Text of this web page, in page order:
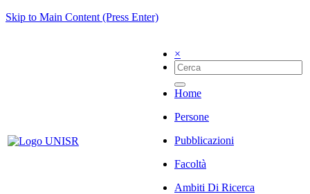
Skip to Main Content (Press Enter)
×
Home
Persone
Pubblicazioni
Facoltà
Ambiti Di Ricerca